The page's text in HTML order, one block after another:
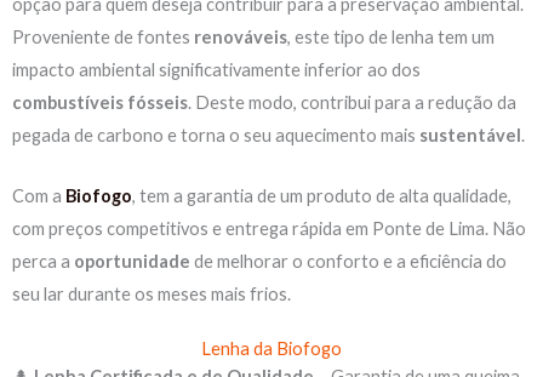
Proveniente de fontes renováveis, este tipo de lenha tem um
impacto ambiental significativamente inferior ao dos
combustíveis fósseis. Deste modo, contribui para a redução da
pegada de carbono e torna o seu aquecimento mais sustentável.
Com a Biofogo, tem a garantia de um produto de alta qualidade,
com preços competitivos e entrega rápida em Ponte de Lima. Não
perca a oportunidade de melhorar o conforto e a eficiência do
seu lar durante os meses mais frios.
Lenha da Biofogo